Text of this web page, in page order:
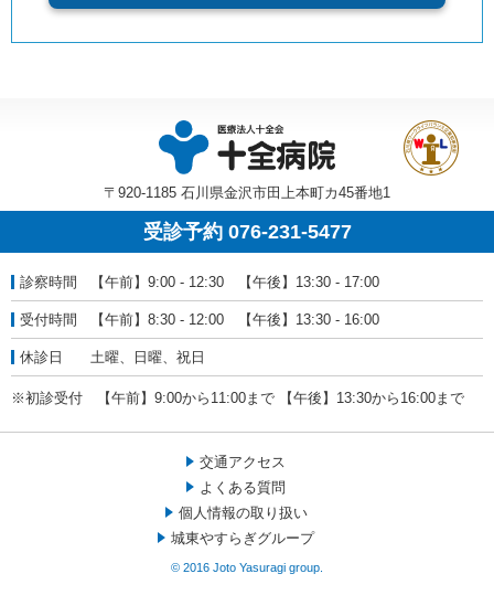
〒920-1185 石川県金沢市田上本町カ45番地1
受診予約 076-231-5477
診察時間 【午前】9:00 - 12:30 【午後】13:30 - 17:00
受付時間 【午前】8:30 - 12:00 【午後】13:30 - 16:00
休診日 土曜、日曜、祝日
※初診受付 【午前】9:00から11:00まで 【午後】13:30から16:00まで
交通アクセス
よくある質問
個人情報の取り扱い
城東やすらぎグループ
© 2016 Joto Yasuragi group.